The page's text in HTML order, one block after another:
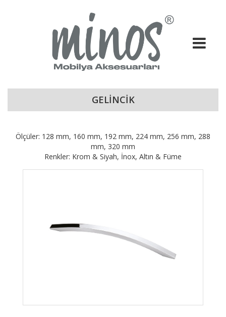
GELİNCİK
Ölçüler: 128 mm, 160 mm, 192 mm, 224 mm, 256 mm, 288
mm, 320 mm
Renkler: Krom & Siyah, İnox, Altın & Füme